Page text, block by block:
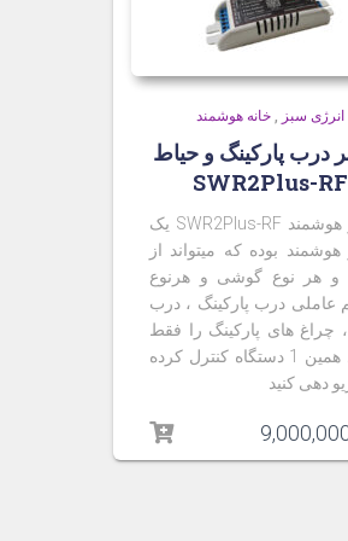
انرژی سبز ,خانه هوشمند
درب پارکینگ و حیاط
SWR2Plus-RF
کنترلر هوشمند SWR2Plus-RF یک
هوشمند بوده که میتواند از
و هر نوع گوشی و هرنوع
عاملی درب پارکینگ ، درب
چراغ های پارکینگ را فقط
توسط همین 1 دستگاه کنترل کرده
دهی کنید